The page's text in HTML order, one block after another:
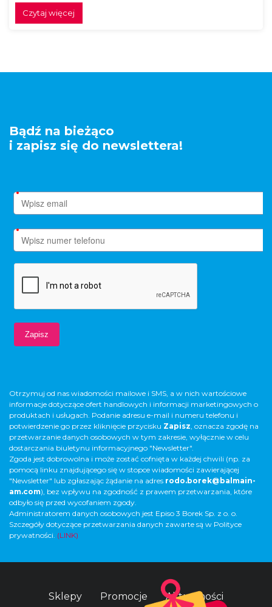
Czytaj więcej
Bądź na bieżąco
i zapisz się do newslettera!
Otrzymuj od nas wiadomości mailowe i SMS, a w nich wartościowe
informacje dotyczące ofert handlowych i informacji marketingowych o
produktach i usługach. Podanie adresu e-mail i numeru telefonu i
potwierdzenie go przez kliknięcie przycisku Zapisz, oznacza zgodę na
przetwarzanie danych osobowych w tym zakresie, wyłącznie w celu
dostarczania biuletynu informacyjnego "Newsletter".
Zgoda jest dobrowolna i może zostać cofnięta w każdej chwili (np. za
pomocą linku znajdującego się w stopce wiadomości zawierającej
"Newsletter" lub zgłaszając żądanie na adres rodo.borek@balmain-
am.com), bez wpływu na zgodność z prawem przetwarzania, które
odbyło się przed wycofaniem zgody.
Administratorem danych osobowych jest Episo 3 Borek Sp. z o. o.
Szczegóły dotyczące przetwarzania danych zawarte są w Polityce
prywatności. (LINK)
Sklepy Promocje Aktualności